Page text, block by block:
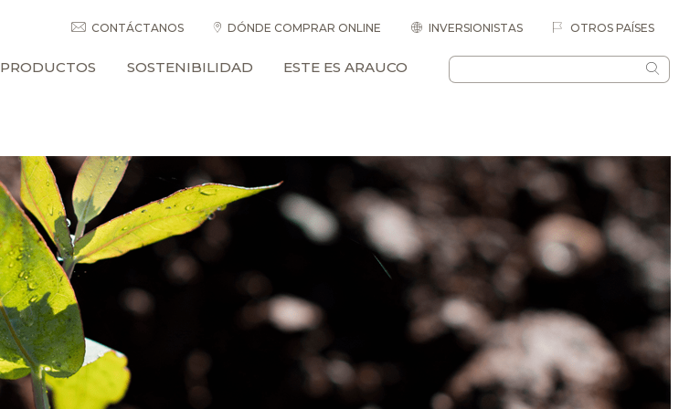
CONTÁCTANOS DÓNDE COMPRAR ONLINE INVERSIONISTAS OTROS PAÍSES
PRODUCTOS SOSTENIBILIDAD ESTE ES ARAUCO